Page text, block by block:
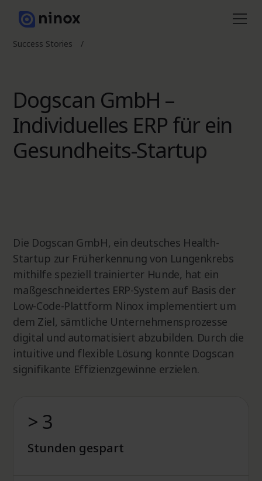
Success Stories /
Dogscan GmbH –
Individuelles ERP für ein
Gesundheits-Startup
Die Dogscan GmbH, ein deutsches Health-
Startup zur Früherkennung von Lungenkrebs
mithilfe speziell trainierter Hunde, hat ein
maßgeschneidertes ERP-System auf Basis der
Low-Code-Plattform Ninox implementiert um
dem Ziel, sämtliche Unternehmensprozesse
digital und automatisiert abzubilden. Durch die
intuitive und flexible Lösung konnte Dogscan
signifikante Effizienzgewinne erzielen.
> 3
Stunden gespart